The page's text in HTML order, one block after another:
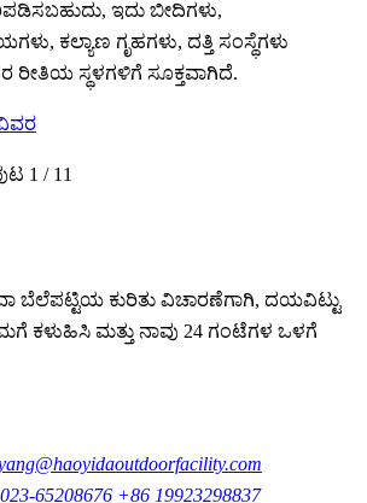
ಇದು ಬೀದಿಗಳು,
ಕಲ್ಯಾಣ ಗೃಹಗಳು, ದತ್ತಿ ಸಂಸ್ಥೆಗಳು
ರೀತಿಯ ಸ್ಥಳಗಳಿಗೆ ಸೂಕ್ತವಾಗಿದೆ.
1 / 11
ಬೆಲೆಪಟ್ಟಿಯ ಕುರಿತು ವಿಚಾರಣೆಗಾಗಿ, ದಯವಿಟ್ಟು
ಕಳುಹಿಸಿ ಮತ್ತು ನಾವು 24 ಗಂಟೆಗಳ ಒಳಗೆ
65208676 +86 19923298837